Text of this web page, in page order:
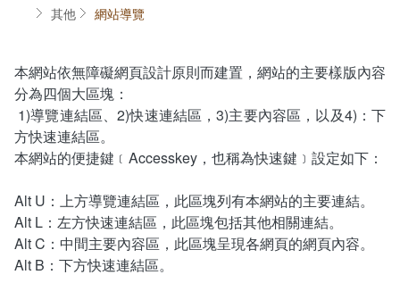
本系特色
教育目標與核心能力
系主任介紹
工商系訊
評鑑專區
連絡系辦
課程規劃
課程簡介
課程總覽
授課大綱
教材資訊
推廣課程
互動服務
檔案下載
相關連結
活動花絮
常見問答
系學會
組織章程
學會幹部
回空大首頁
首頁其他 網站導覽
本網站依無障礙網頁設計原則而建置，網站的主要樣版內容
分為四個大區塊：
1)導覽連結區、2)快速連結區，3)主要內容區，以及4)：下
方快速連結區。
本網站的便捷鍵﹝Accesskey，也稱為快速鍵﹞設定如下：
Alt U：上方導覽連結區，此區塊列有本網站的主要連結。
Alt L：左方快速連結區，此區塊包括其他相關連結。
Alt C：中間主要內容區，此區塊呈現各網頁的網頁內容。
Alt B：下方快速連結區。